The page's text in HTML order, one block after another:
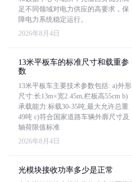
足不同领域对电力供应的高要求，保
障电力系统稳定运行。
2026年8月4日
13米平板车的标准尺寸和载重参
数
13米平板车主要技术参数包括: a)外形
尺寸:长13m×宽2.45m,栏板高55cm b)
承载能力:标载30-35吨,最大允许总重
49吨 c)符合国家道路车辆外廓尺寸及
轴荷限值标准
2026年8月4日
光模块接收功率多少是正常